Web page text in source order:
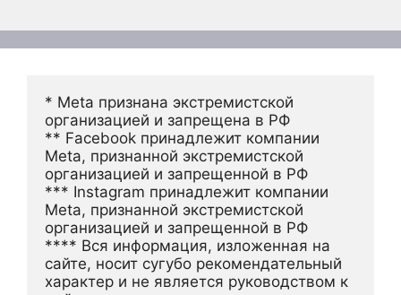
* Meta признана экстремистской
организацией и запрещена в РФ
** Facebook принадлежит компании
Meta, признанной экстремистской
организацией и запрещенной в РФ
*** Instagram принадлежит компании
Meta, признанной экстремистской
организацией и запрещенной в РФ
**** Вся информация, изложенная на
сайте, носит сугубо рекомендательный
характер и не является руководством к